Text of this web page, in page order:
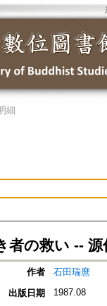
細
者の救い -- 源
作者
石田瑞麿
出版日期
1987.08